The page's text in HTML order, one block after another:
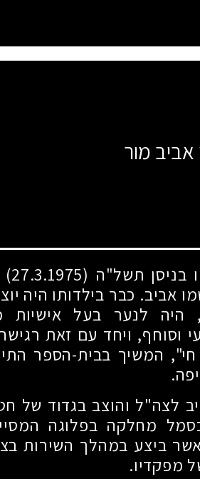
מור
בניסן תשל"ה (27.3.1975)
כבר בילדותו היה יוצא
היה לנער בעל אישיות
וסוחף, ויחד עם זאת
המשיך בבית-הספר
לצה"ל והוצב בגדוד של
מחלקה בפלוגה
ביצע במהלך השירות
מפקדיו.